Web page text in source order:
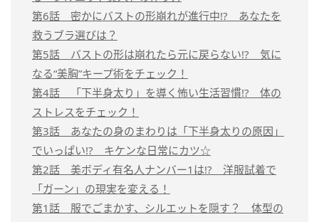
第6話 密かにバストの形崩れが進行中!? あなたを
救うブラ選びは？
第5話 バストの形は崩れたら元に戻らない!? 気に
なる“美胸”キープ術をチェック！
第4話 「下半身太り」を導く怖い生活習慣!? 体の
ストレスをチェック！
第3話 あなたの身のまわりは「下半身太りの原因」
でいっぱい!? キケンな日常にカツ☆
第2話 美ボディ有名人ナンバー1は!? 洋服試着で
「ガーン」の現実を変える！
第1話 服でごまかす、シルエットを隠す？ 体型の